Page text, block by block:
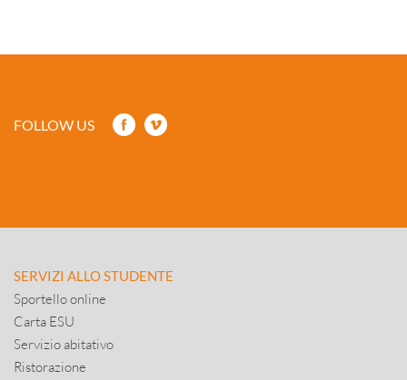
FOLLOW US
SERVIZI ALLO STUDENTE
Sportello online
Carta ESU
Servizio abitativo
Ristorazione